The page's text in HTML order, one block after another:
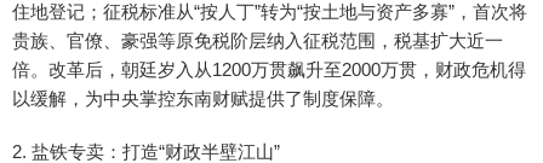
住地登记；征税标准从“按人丁”转为“按土地与资产多寡”，首次将
贵族、官僚、豪强等原免税阶层纳入征税范围，税基扩大近一
倍。改革后，朝廷岁入从1200万贯飙升至2000万贯，财政危机得
以缓解，为中央掌控东南财赋提供了制度保障。
2. 盐铁专卖：打造“财政半壁江山”